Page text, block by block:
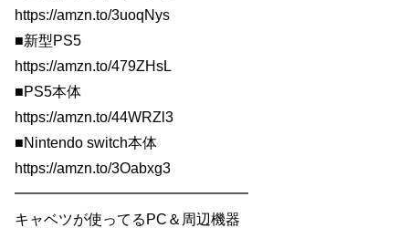
https://amzn.to/3uoqNys
■新型PS5
https://amzn.to/479ZHsL
■PS5本体
https://amzn.to/44WRZl3
■Nintendo switch本体
https://amzn.to/3Oabxg3
━━━━━━━━━━━━━━━━
キャベツが使ってるPC＆周辺機器